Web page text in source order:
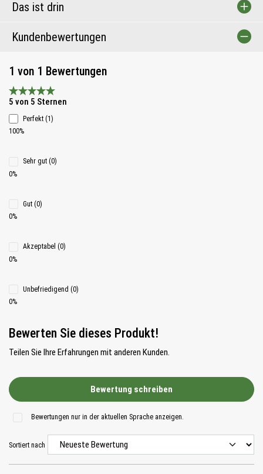
Das ist drin
Kundenbewertungen
1 von 1 Bewertungen
Durchschnittliche Bewertung 5 von 5 Sternen
5 von 5 Sternen
Perfekt (1)
100%
Sehr gut (0)
0%
Gut (0)
0%
Akzeptabel (0)
0%
Unbefriedigend (0)
0%
Bewerten Sie dieses Produkt!
Teilen Sie Ihre Erfahrungen mit anderen Kunden.
Bewertung schreiben
Bewertungen nur in der aktuellen Sprache anzeigen.
Sortiert nach